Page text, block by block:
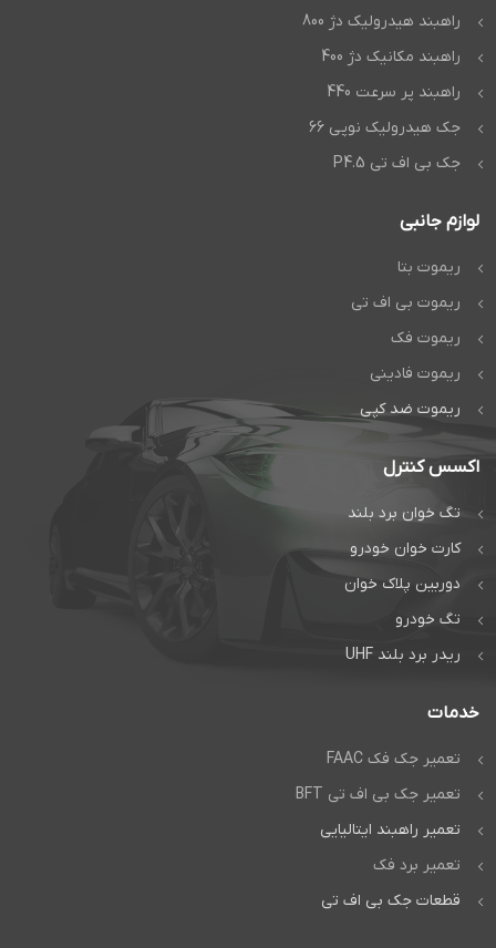
راهبند هیدرولیک دژ 800
راهبند مکانیک دژ 400
راهبند پر سرعت 440
جک هیدرولیک نوپی 66
جک بی اف تی P4.5
لوازم جانبی
ریموت بتا
ریموت بی اف تی
ریموت فک
ریموت فادینی
ریموت ضد کپی
اکسس کنترل
تگ خوان برد بلند
کارت خوان خودرو
دوربین پلاک خوان
تگ خودرو
ریدر برد بلند UHF
خدمات
تعمیر جک فک FAAC
تعمیر جک بی اف تی BFT
تعمیر راهبند ایتالیایی
تعمیر برد فک
قطعات جک بی اف تی